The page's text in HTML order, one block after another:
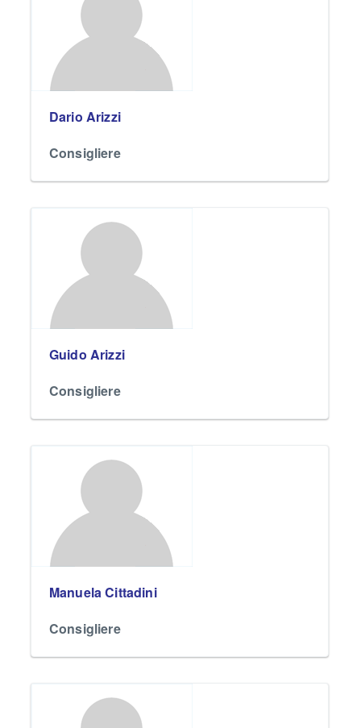
Dario Arizzi
Consigliere
Guido Arizzi
Consigliere
Manuela Cittadini
Consigliere